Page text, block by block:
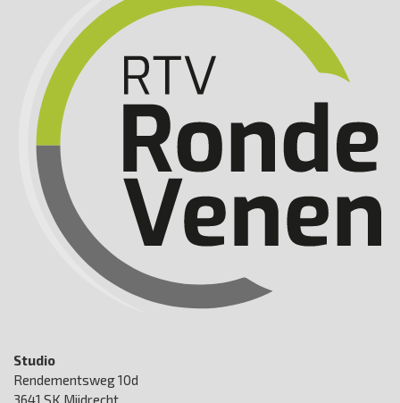
Studio
Rendementsweg 10d
3641 SK Mijdrecht